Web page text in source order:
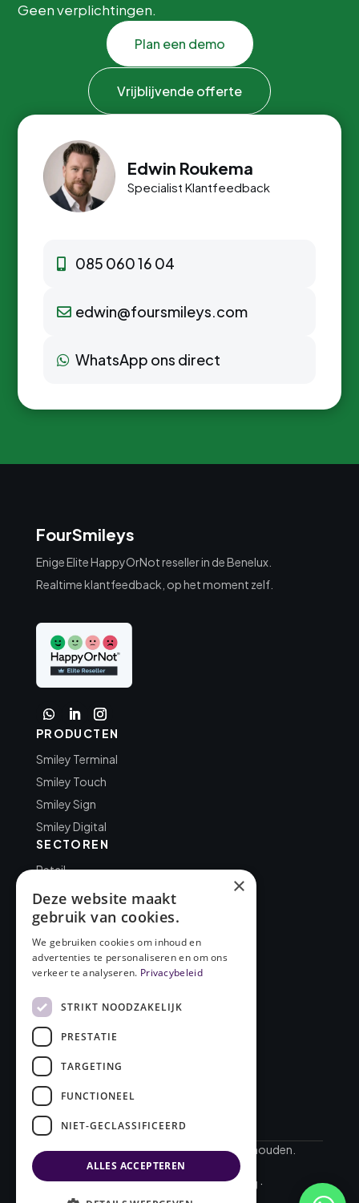
Geen verplichtingen.
Plan een demo
Vrijblijvende offerte
Edwin Roukema
Specialist Klantfeedback
085 060 16 04
edwin@foursmileys.com
WhatsApp ons direct
FourSmileys
Enige Elite HappyOrNot reseller in de Benelux.
Realtime klantfeedback, op het moment zelf.
PRODUCTEN
Smiley Terminal
Smiley Touch
Smiley Sign
Smiley Digital
SECTOREN
Retail
Kantoor
Overheid
Gezondheidszorg
BEDRIJF
Over FourSmileys
Cases
Blog
Contact
© 2026 FourSmileys. Alle rechten voorbehouden.
Website doorDavey Smit
Algemene voorwaarden·Privacyverklaring ·
Cookieverklaring
×
Deze website maakt
gebruik van cookies.
We gebruiken cookies om inhoud en
advertenties te personaliseren en om ons
verkeer te analyseren. Privacybeleid
STRIKT NOODZAKELIJK
PRESTATIE
TARGETING
FUNCTIONEEL
NIET-GECLASSIFICEERD
ALLES ACCEPTEREN